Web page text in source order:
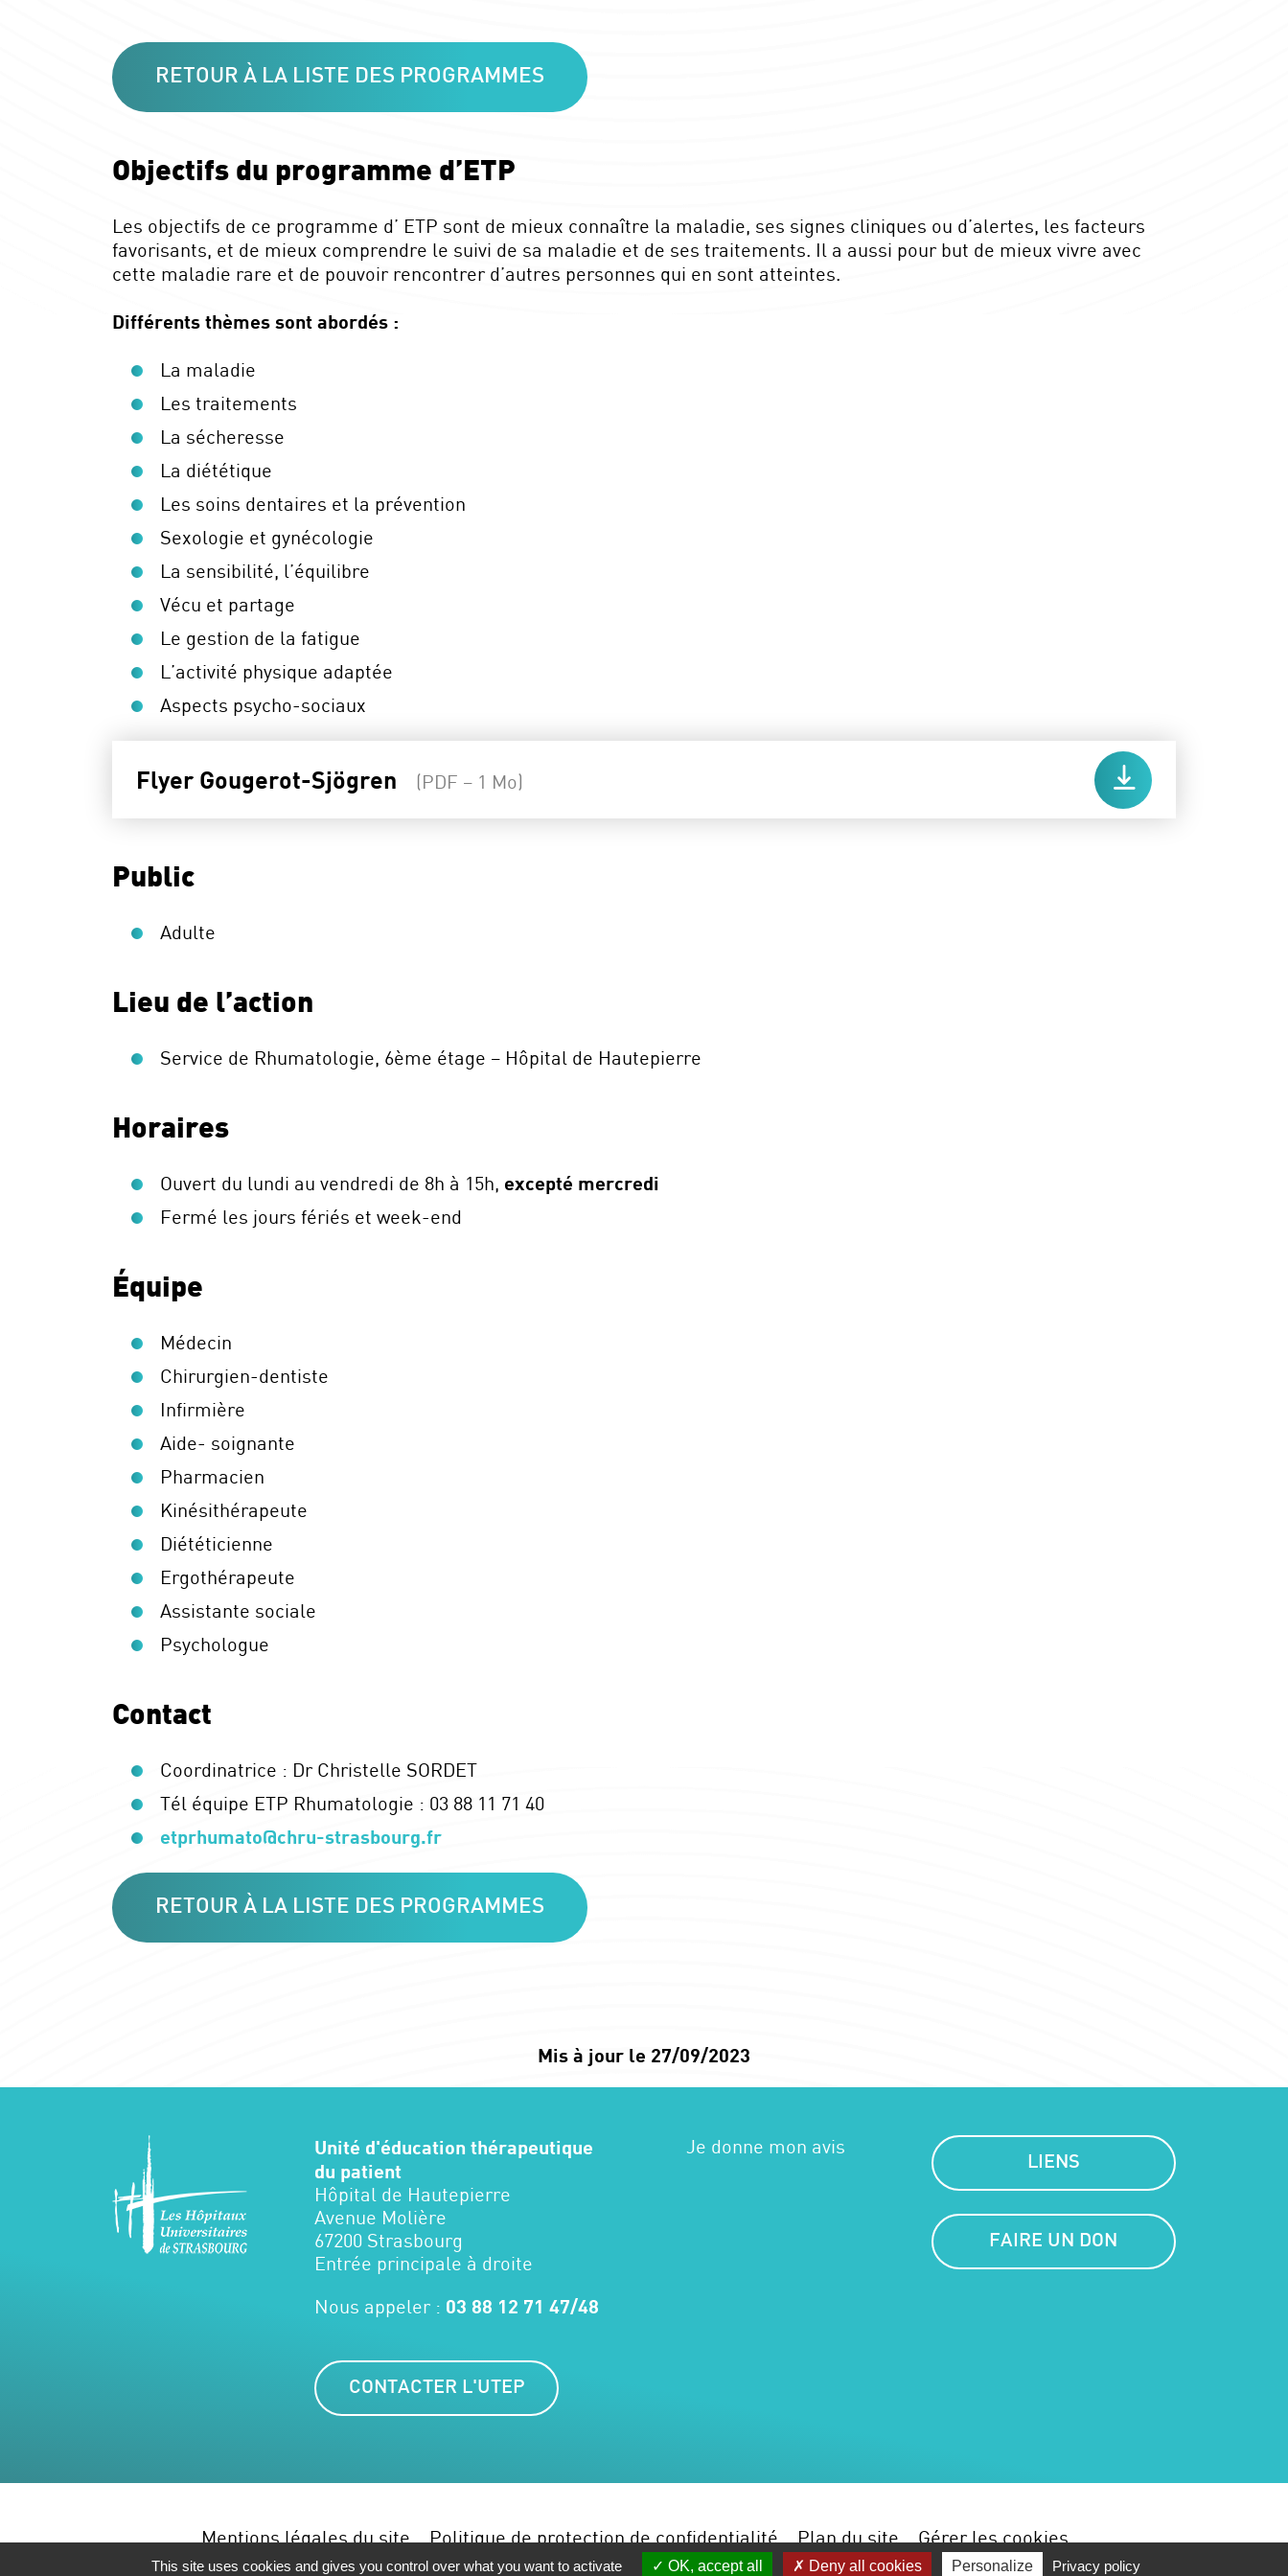
RETOUR À LA LISTE DES PROGRAMMES
Objectifs du programme d’ETP
Les objectifs de ce programme d’ ETP sont de mieux connaître la maladie, ses signes cliniques ou d’alertes, les facteurs
favorisants, et de mieux comprendre le suivi de sa maladie et de ses traitements. Il a aussi pour but de mieux vivre avec
cette maladie rare et de pouvoir rencontrer d’autres personnes qui en sont atteintes.
Différents thèmes sont abordés :
La maladie
Les traitements
La sécheresse
La diététique
Les soins dentaires et la prévention
Sexologie et gynécologie
La sensibilité, l’équilibre
Vécu et partage
Le gestion de la fatigue
L’activité physique adaptée
Aspects psycho-sociaux
Flyer Gougerot-Sjögren (PDF – 1 Mo)
Public
Adulte
Lieu de l’action
Service de Rhumatologie, 6ème étage – Hôpital de Hautepierre
Horaires
Ouvert du lundi au vendredi de 8h à 15h, excepté mercredi
Fermé les jours fériés et week-end
Équipe
Médecin
Chirurgien-dentiste
Infirmière
Aide- soignante
Pharmacien
Kinésithérapeute
Diététicienne
Ergothérapeute
Assistante sociale
Psychologue
Contact
Coordinatrice : Dr Christelle SORDET
Tél équipe ETP Rhumatologie : 03 88 11 71 40
etprhumato@chru-strasbourg.fr
RETOUR À LA LISTE DES PROGRAMMES
Mis à jour le 27/09/2023
Unité d'éducation thérapeutique
du patient
Hôpital de Hautepierre
Avenue Molière
67200 Strasbourg
Entrée principale à droite
Nous appeler : 03 88 12 71 47/48
CONTACTER L'UTEP
Je donne mon avis
LIENS
FAIRE UN DON
Mentions légales du site Politique de protection de confidentialité Plan du site Gérer les cookies
This site uses cookies and gives you control over what you want to activate OK, accept all Deny all cookies Personalize Privacy policy